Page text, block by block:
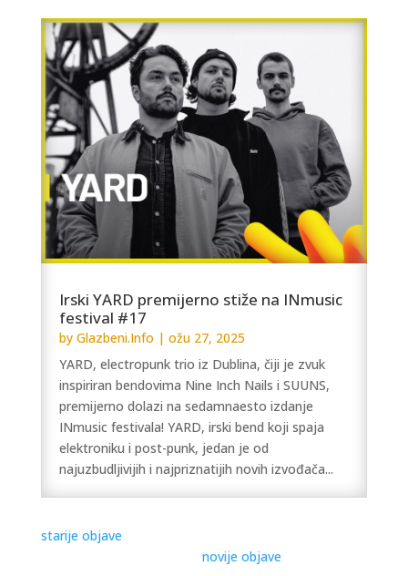
Irski YARD premijerno stiže na INmusic
festival #17
by Glazbeni.Info | ožu 27, 2025
YARD, electropunk trio iz Dublina, čiji je zvuk
inspiriran bendovima Nine Inch Nails i SUUNS,
premijerno dolazi na sedamnaesto izdanje
INmusic festivala! YARD, irski bend koji spaja
elektroniku i post-punk, jedan je od
najuzbudljivijih i najpriznatijih novih izvođača...